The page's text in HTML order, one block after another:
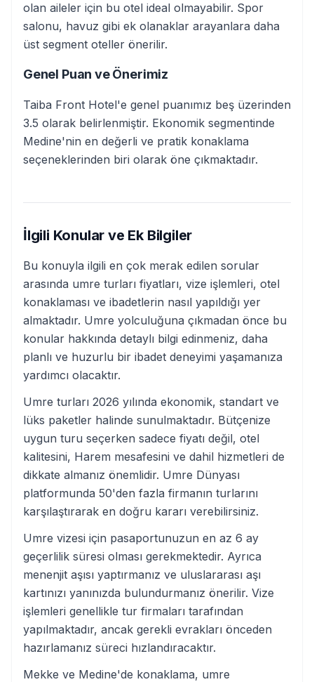
olan aileler için bu otel ideal olmayabilir. Spor
salonu, havuz gibi ek olanaklar arayanlara daha
üst segment oteller önerilir.
Genel Puan ve Önerimiz
Taiba Front Hotel'e genel puanımız beş üzerinden
3.5 olarak belirlenmiştir. Ekonomik segmentinde
Medine'nin en değerli ve pratik konaklama
seçeneklerinden biri olarak öne çıkmaktadır.
İlgili Konular ve Ek Bilgiler
Bu konuyla ilgili en çok merak edilen sorular
arasında umre turları fiyatları, vize işlemleri, otel
konaklaması ve ibadetlerin nasıl yapıldığı yer
almaktadır. Umre yolculuğuna çıkmadan önce bu
konular hakkında detaylı bilgi edinmeniz, daha
planlı ve huzurlu bir ibadet deneyimi yaşamanıza
yardımcı olacaktır.
Umre turları 2026 yılında ekonomik, standart ve
lüks paketler halinde sunulmaktadır. Bütçenize
uygun turu seçerken sadece fiyatı değil, otel
kalitesini, Harem mesafesini ve dahil hizmetleri de
dikkate almanız önemlidir. Umre Dünyası
platformunda 50'den fazla firmanın turlarını
karşılaştırarak en doğru kararı verebilirsiniz.
Umre vizesi için pasaportunuzun en az 6 ay
geçerlilik süresi olması gerekmektedir. Ayrıca
menenjit aşısı yaptırmanız ve uluslararası aşı
kartınızı yanınızda bulundurmanız önerilir. Vize
işlemleri genellikle tur firmaları tarafından
yapılmaktadır, ancak gerekli evrakları önceden
hazırlamanız süreci hızlandıracaktır.
Mekke ve Medine'de konaklama, umre